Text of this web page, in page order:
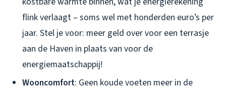
flink verlaagt – soms wel met honderden euro’s per
jaar. Stel je voor: meer geld over voor een terrasje
aan de Haven in plaats van voor de
energiemaatschappij!
Wooncomfort: Geen koude voeten meer in de